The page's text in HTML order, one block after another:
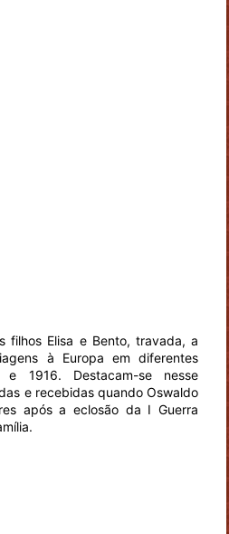
filhos Elisa e Bento, travada, a
à Europa em diferentes
e 1916. Destacam-se nesse
e recebidas quando Oswaldo
após a eclosão da I Guerra